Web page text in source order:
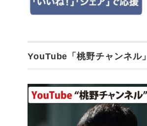
YouTube「桃野チャンネル」